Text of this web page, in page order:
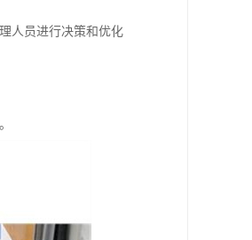
人员进行决策和优化